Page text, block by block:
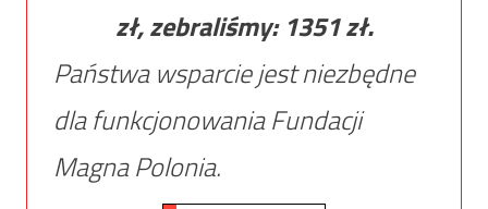
zł, zebraliśmy: 1351zł.
Państwa wsparcie jest niezbędne
dla funkcjonowania Fundacji
Magna Polonia.